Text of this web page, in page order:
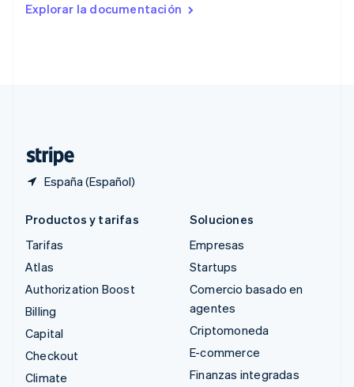
Explorar la documentación
España (Español)
English
Productos y tarifas
Tarifas
Atlas
Authorization Boost
Billing
Capital
Checkout
Climate
Soluciones
Empresas
Startups
Comercio basado en
agentes
Criptomoneda
E-commerce
Finanzas integradas